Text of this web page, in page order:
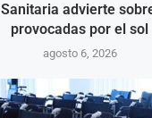
advierte
provocadas por el sol
agosto 6, 2026